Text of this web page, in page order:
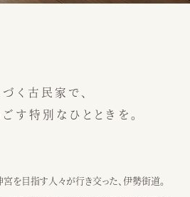
カフェ予約
ウェディング
く古民家で、
す特別なひとときを。
を目指す人々が行き交った、伊勢街道。